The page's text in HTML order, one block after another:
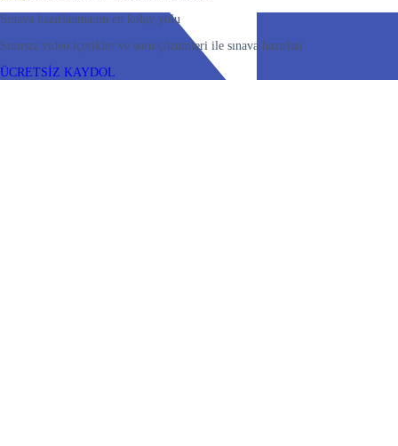
Sınava hazırlanmanın en kolay yolu
Sınırsız video içerikler ve soru çözümleri ile sınava hazırlan
ÜCRETSİZ KAYDOL